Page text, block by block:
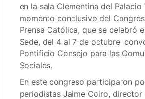
en la sala Clementina del Palacio
momento conclusivo del
Prensa Católica, que se celebró
Sede, del 4 al 7 de octubre,
Pontificio Consejo para las
Sociales.
En este congreso participaron
periodistas Jaime Coiro, director